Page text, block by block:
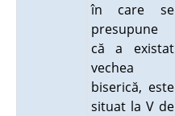
în care se
presupune
că a existat
vechea
biserică, este
situat la V de